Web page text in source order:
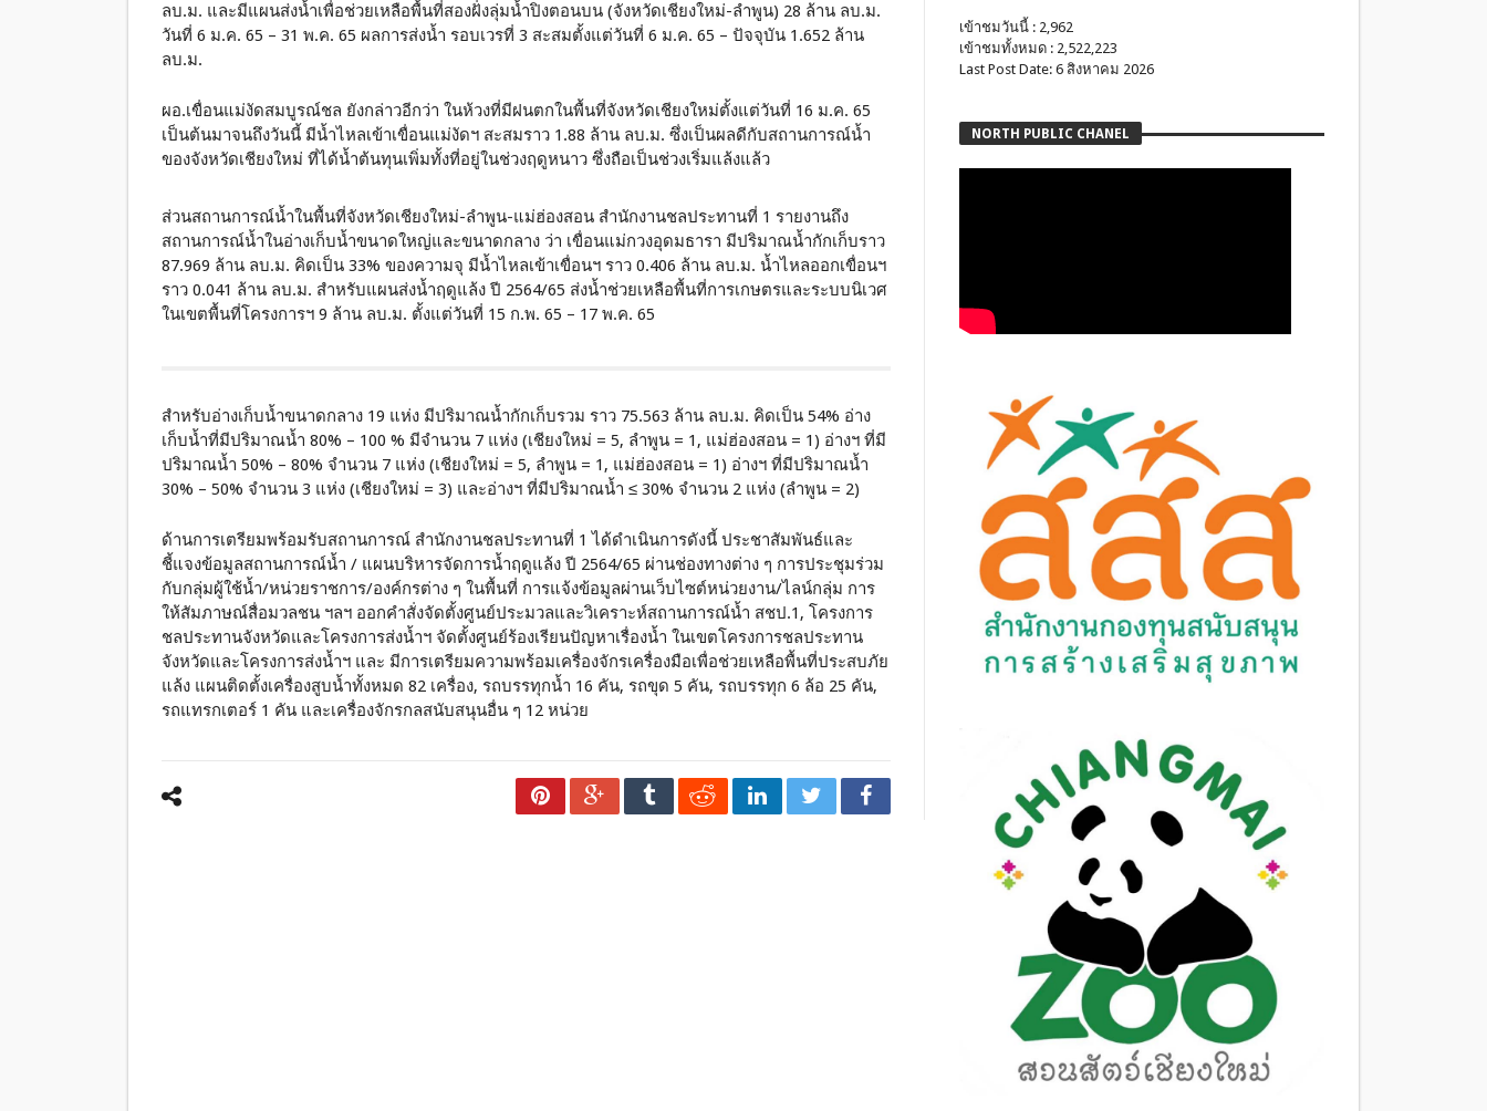
ลบ.ม. และมีแผนส่งน้ำเพื่อช่วยเหลือพื้นที่สองฝั่งลุ่มน้ำปิงตอนบน (จังหวัดเชียงใหม่-ลำพูน) 28 ล้าน ลบ.ม.
วันที่ 6 ม.ค. 65 – 31 พ.ค. 65 ผลการส่งน้ำ รอบเวรที่ 3 สะสมตั้งแต่วันที่ 6 ม.ค. 65 – ปัจจุบัน 1.652 ล้าน
ลบ.ม.
ผอ.เขื่อนแม่งัดสมบูรณ์ชล ยังกล่าวอีกว่า ในห้วงที่มีฝนตกในพื้นที่จังหวัดเชียงใหม่ตั้งแต่วันที่ 16 ม.ค. 65
เป็นต้นมาจนถึงวันนี้ มีน้ำไหลเข้าเขื่อนแม่งัดฯ สะสมราว 1.88 ล้าน ลบ.ม. ซึ่งเป็นผลดีกับสถานการณ์น้ำ
ของจังหวัดเชียงใหม่ ที่ได้น้ำต้นทุนเพิ่มทั้งที่อยู่ในช่วงฤดูหนาว ซึ่งถือเป็นช่วงเริ่มแล้งแล้ว
ส่วนสถานการณ์น้ำในพื้นที่จังหวัดเชียงใหม่-ลำพูน-แม่ฮ่องสอน สำนักงานชลประทานที่ 1 รายงานถึง
สถานการณ์น้ำในอ่างเก็บน้ำขนาดใหญ่และขนาดกลาง ว่า เขื่อนแม่กวงอุดมธารา มีปริมาณน้ำกักเก็บราว
87.969 ล้าน ลบ.ม. คิดเป็น 33% ของความจุ มีน้ำไหลเข้าเขื่อนฯ ราว 0.406 ล้าน ลบ.ม. น้ำไหลออกเขื่อนฯ
ราว 0.041 ล้าน ลบ.ม. สำหรับแผนส่งน้ำฤดูแล้ง ปี 2564/65 ส่งน้ำช่วยเหลือพื้นที่การเกษตรและระบบนิเวศ
ในเขตพื้นที่โครงการฯ 9 ล้าน ลบ.ม. ตั้งแต่วันที่ 15 ก.พ. 65 – 17 พ.ค. 65
สำหรับอ่างเก็บน้ำขนาดกลาง 19 แห่ง มีปริมาณน้ำกักเก็บรวม ราว 75.563 ล้าน ลบ.ม. คิดเป็น 54% อ่าง
เก็บน้ำที่มีปริมาณน้ำ 80% – 100 % มีจำนวน 7 แห่ง (เชียงใหม่ = 5, ลำพูน = 1, แม่ฮ่องสอน = 1) อ่างฯ ที่มี
ปริมาณน้ำ 50% – 80% จำนวน 7 แห่ง (เชียงใหม่ = 5, ลำพูน = 1, แม่ฮ่องสอน = 1) อ่างฯ ที่มีปริมาณน้ำ
30% – 50% จำนวน 3 แห่ง (เชียงใหม่ = 3) และอ่างฯ ที่มีปริมาณน้ำ ≤ 30% จำนวน 2 แห่ง (ลำพูน = 2)
ด้านการเตรียมพร้อมรับสถานการณ์ สำนักงานชลประทานที่ 1 ได้ดำเนินการดังนี้ ประชาสัมพันธ์และ
ชี้แจงข้อมูลสถานการณ์น้ำ / แผนบริหารจัดการน้ำฤดูแล้ง ปี 2564/65 ผ่านช่องทางต่าง ๆ การประชุมร่วม
กับกลุ่มผู้ใช้น้ำ/หน่วยราชการ/องค์กรต่าง ๆ ในพื้นที่ การแจ้งข้อมูลผ่านเว็บไซต์หน่วยงาน/ไลน์กลุ่ม การ
ให้สัมภาษณ์สื่อมวลชน ฯลฯ ออกคำสั่งจัดตั้งศูนย์ประมวลและวิเคราะห์สถานการณ์น้ำ สชป.1, โครงการ
ชลประทานจังหวัดและโครงการส่งน้ำฯ จัดตั้งศูนย์ร้องเรียนปัญหาเรื่องน้ำ ในเขตโครงการชลประทาน
จังหวัดและโครงการส่งน้ำฯ และ มีการเตรียมความพร้อมเครื่องจักรเครื่องมือเพื่อช่วยเหลือพื้นที่ประสบภัย
แล้ง แผนติดตั้งเครื่องสูบน้ำทั้งหมด 82 เครื่อง, รถบรรทุกน้ำ 16 คัน, รถขุด 5 คัน, รถบรรทุก 6 ล้อ 25 คัน,
รถแทรกเตอร์ 1 คัน และเครื่องจักรกลสนับสนุนอื่น ๆ 12 หน่วย
เข้าชมวันนี้ : 2,962
เข้าชมทั้งหมด : 2,522,223
Last Post Date: 6 สิงหาคม 2026
NORTH PUBLIC CHANEL